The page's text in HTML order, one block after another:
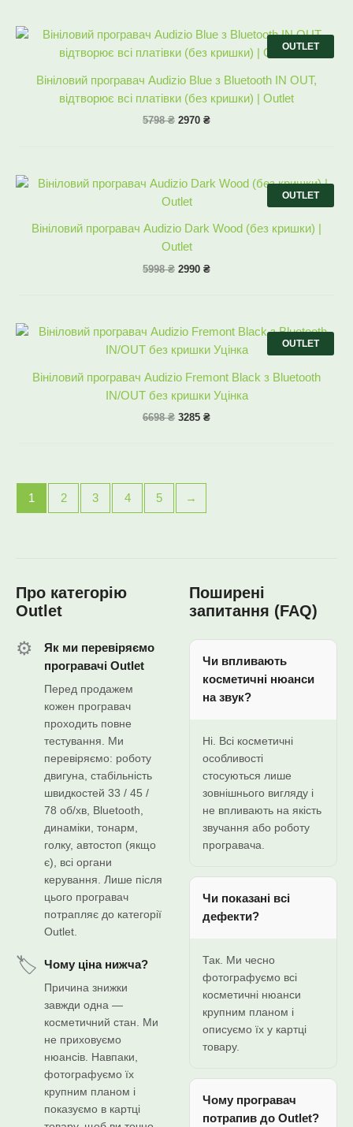
Вініловий програвач Audizio Blue з Bluetooth IN OUT,
відтворює всі платівки (без кришки) | Outlet
5798₴
Оригінальна
ціна:
5798 ₴.
2970 ₴
Поточна
2970 ₴.
OUTLET
Вініловий програвач Audizio Dark Wood (без кришки) |
Outlet
5998₴
Оригінальна
5998 ₴.
2990 ₴
Поточна
OUTLET
Вініловий програвач Audizio Fremont Black з Bluetooth
IN/OUT без кришки Уцінка
6698₴
Оригінальна
6698 ₴.
3285 ₴
Поточна
ціна:
3285 ₴.
OUTLET
1 2 3 4 5 →
Про категорію
Outlet
⚙️
Як ми перевіряємо
програвачі Outlet
Перед продажем
кожен програвач
проходить повне
тестування. Ми
перевіряємо: роботу
двигуна, стабільність
швидкостей 33 / 45 /
78 об/хв, Bluetooth,
динаміки, тонарм,
голку, автостоп (якщо
є), всі органи
керування. Лише після
цього програвач
потрапляє до категорії
Outlet.
🏷️
Чому ціна нижча?
Причина знижки
завжди одна —
косметичний стан. Ми
не приховуємо
нюансів. Навпаки,
фотографуємо їх
крупним планом і
показуємо в картці
Поширені
запитання (FAQ)
Чи впливають
косметичні нюанси
на звук?
Ні. Всі косметичні
особливості
стосуються лише
зовнішнього вигляду і
не впливають на якість
звучання або роботу
програвача.
Чи показані всі
дефекти?
Так. Ми чесно
фотографуємо всі
косметичні нюанси
крупним планом і
описуємо їх у картці
товару.
Чому програвач
потрапив до Outlet?